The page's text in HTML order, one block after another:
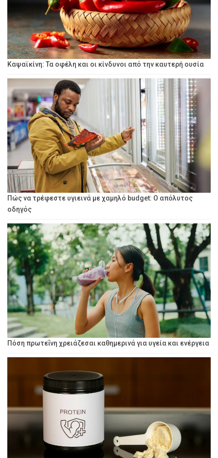
Καψαϊκίνη: Τα οφέλη και οι κίνδυνοι από την καυτερή ουσία
Πώς να τρέφεστε υγιεινά με χαμηλό budget: Ο απόλυτος
οδηγός
Πόση πρωτεΐνη χρειάζεσαι καθημερινά για υγεία και ενέργεια